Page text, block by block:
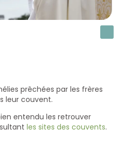
prêchées par les frères
leur couvent.
entendu les retrouver
les sites des couvents.